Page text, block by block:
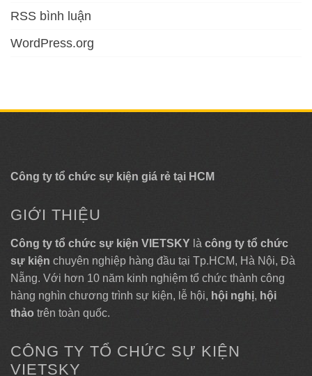
RSS bình luận
WordPress.org
Công ty tổ chức sự kiện giá rẻ tại HCM
GIỚI THIỆU
Công ty tổ chức sự kiện VIETSKY là công ty tổ chức
sự kiện chuyên nghiệp hàng đầu tại Tp.HCM, Hà Nội, Đà
Nẵng. Với hơn 10 năm kinh nghiệm tổ chức thành công
hàng nghìn chương trình sự kiện, lễ hội, hội nghị, hội
thảo trên toàn quốc.
CÔNG TY TỔ CHỨC SỰ KIỆN
VIETSKY